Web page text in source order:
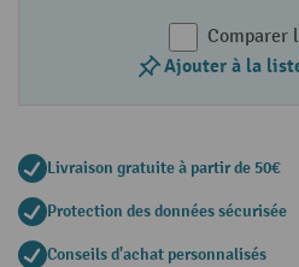
Comparer
Ajouter à la
Livraison gratuite à partir de 50€
Protection des données sécurisée
Conseils d'achat personnalisés